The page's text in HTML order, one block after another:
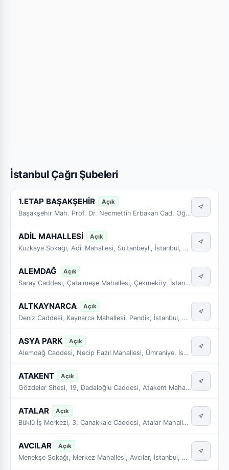
İstanbul Çağrı Şubeleri
1.ETAP BAŞAKŞEHİR Açık
Başakşehir Mah. Prof. Dr. Necmettin Erbakan Cad. Oğuzhan Sk. No:2
ADİL MAHALLESİ Açık
Kuzkaya Sokağı, Adil Mahallesi, Sultanbeyli, İstanbul, Marmara Bölgesi, 34935, Türkiye
ALEMDAĞ Açık
Saray Caddesi, Çatalmeşe Mahallesi, Çekmeköy, İstanbul, Marmara Bölgesi, 34794
ALTKAYNARCA Açık
Deniz Caddesi, Kaynarca Mahallesi, Pendik, İstanbul, Marmara Bölgesi, 34890, Türkiye
ASYA PARK Açık
Alemdağ Caddesi, Necip Fazıl Mahallesi, Ümraniye, İstanbul, Marmara Bölgesi, 34773, Türkiye
ATAKENT Açık
Gözdeler Sitesi, 19, Dadaloğlu Caddesi, Atakent Mahallesi, Ümraniye, İstanbul, Marmara Bölgesi, 34760, Türkiye
ATALAR Açık
Büklü İş Merkezi, 3, Çanakkale Caddesi, Atalar Mahallesi, Kartal, İstanbul, Marmara Bölgesi, 34862, Türkiye
AVCILAR Açık
Menekşe Sokağı, Merkez Mahallesi, Avcılar, İstanbul, Marmara Bölgesi, 34310, Türkiye